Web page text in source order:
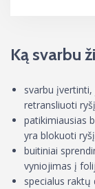
Ką svarbu
svarbu
retransliuoti
patikimiausias
yra blokuoti
buitiniai
vyniojimas į
specialus raktų